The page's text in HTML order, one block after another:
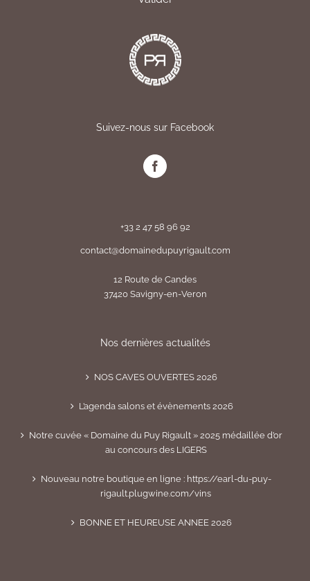
Suivez-nous sur Facebook
+33 2 47 58 96 92
contact@domainedupuyrigault.com
12 Route de Candes
37420 Savigny-en-Veron
Nos dernières actualités
NOS CAVES OUVERTES 2026
L’agenda salons et évènements 2026
Notre cuvée « Domaine du Puy Rigault » 2025 médaillée d’or
au concours des LIGERS
Nouveau notre boutique en ligne : https://earl-du-puy-
rigault.plugwine.com/vins
BONNE ET HEUREUSE ANNEE 2026